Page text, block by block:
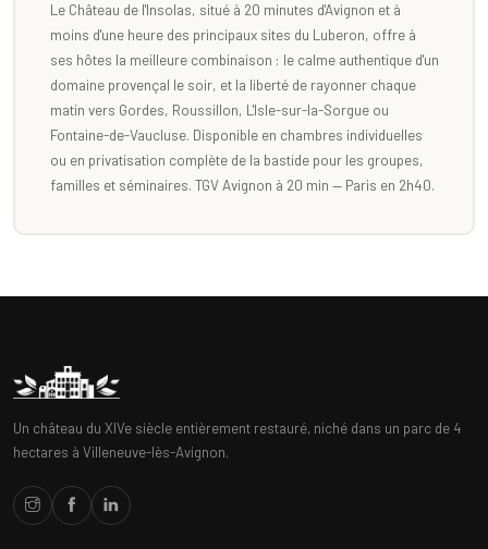
Le Château de l'Insolas, situé à 20 minutes d'Avignon et à
moins d'une heure des principaux sites du Luberon, offre à
ses hôtes la meilleure combinaison : le calme authentique d'un
domaine provençal le soir, et la liberté de rayonner chaque
matin vers Gordes, Roussillon, L'Isle-sur-la-Sorgue ou
Fontaine-de-Vaucluse. Disponible en chambres individuelles
ou en privatisation complète de la bastide pour les groupes,
familles et séminaires. TGV Avignon à 20 min — Paris en 2h40.
Un château du XIVe siècle entièrement restauré, niché dans un parc de 4
hectares à Villeneuve-lès-Avignon.